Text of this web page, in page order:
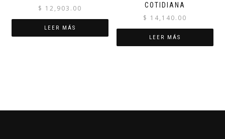
$ 12,903.00
LEER MÁS
COTIDIANA
$ 14,140.00
LEER MÁS